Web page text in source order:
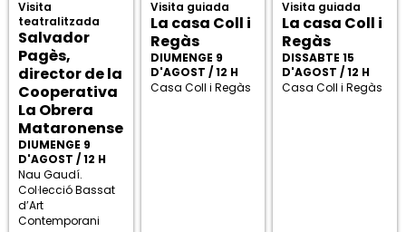
Visita
teatralitzada
Salvador
Pagès,
director de la
Cooperativa
La Obrera
Mataronense
DIUMENGE 9
D'AGOST / 12 H
Nau Gaudí.
Col·lecció Bassat
d’Art
Contemporani
Visita guiada
La casa Coll i
Regàs
DIUMENGE 9
D'AGOST / 12 H
Casa Coll i Regàs
Visita guiada
La casa Coll i
Regàs
DISSABTE 15
D'AGOST / 12 H
Casa Coll i Regàs